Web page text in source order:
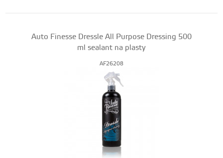
Auto Finesse Dressle All Purpose Dressing 500
ml sealant na plasty
AF26208